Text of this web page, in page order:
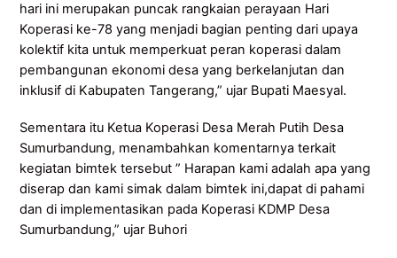
hari ini merupakan puncak rangkaian perayaan Hari
Koperasi ke-78 yang menjadi bagian penting dari upaya
kolektif kita untuk memperkuat peran koperasi dalam
pembangunan ekonomi desa yang berkelanjutan dan
inklusif di Kabupaten Tangerang,” ujar Bupati Maesyal.
Sementara itu Ketua Koperasi Desa Merah Putih Desa
Sumurbandung, menambahkan komentarnya terkait
kegiatan bimtek tersebut ” Harapan kami adalah apa yang
diserap dan kami simak dalam bimtek ini,dapat di pahami
dan di implementasikan pada Koperasi KDMP Desa
Sumurbandung,” ujar Buhori